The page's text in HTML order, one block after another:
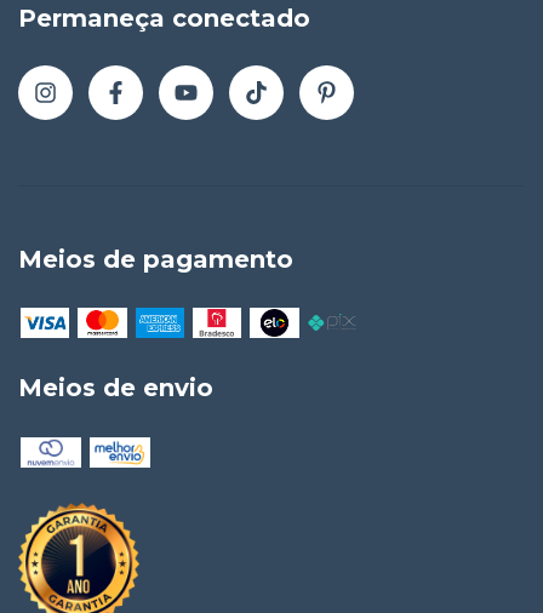
Permaneça conectado
Meios de pagamento
Meios de envio